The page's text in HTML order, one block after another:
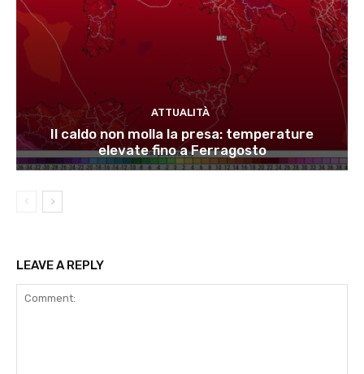
ATTUALITÀ
Il caldo non molla la presa: temperature
elevate fino a Ferragosto
LEAVE A REPLY